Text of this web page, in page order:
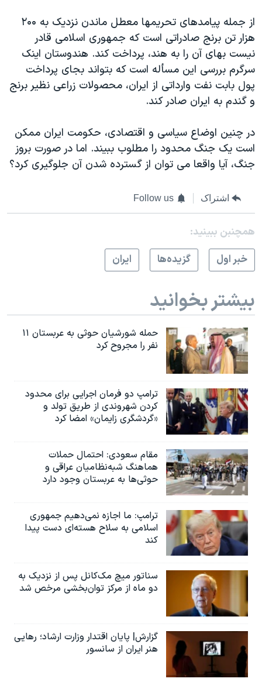
از جمله پيامدهای تحريمها معطل ماندن نزديک به ۲۰۰
هزار تن برنج صادراتی است که جمهوری اسلامی قادر
نيست بهای آن را به هند، پرداخت کند. هندوستان اينک
سرگرم بررسی اين مسأله است که بتواند بجای پرداخت
پول بابت نفت وارداتی از ايران، محصولات زراعی نظير برنج
و گندم به ايران صادر کند.
در چنين اوضاع سياسی و اقتصادی، حکومت ایران ممکن
است یک جنگ محدود را مطلوب ببيند. اما در صورت بروز
جنگ، آیا واقعا می توان از گسترده شدن آن جلوگیری کرد؟
اشتراک Follow us
همچنبن ببینید:
خبر اول
گزيده‌ها ايران
بیشتر بخوانید
حمله شورشیان حوثی به عربستان ۱۱
نفر را مجروح کرد
ترامپ دو فرمان اجرایی برای محدود
کردن شهروندی از طریق تولد و
«گردشگری زایمان» امضا کرد
مقام سعودی: احتمال حملات
هماهنگ شبه‌نظامیان عراقی و
حوثی‌ها به عربستان وجود دارد
ترامپ: ما اجازه نمی‌دهیم جمهوری
اسلامی به سلاح هسته‌ای دست پیدا
کند
سناتور میچ مک‌کانل پس از نزدیک به
دو ماه از مرکز توان‌بخشی مرخص شد
گزارش| پایان اقتدار وزارت ارشاد؛ رهایی
هنر ایران از سانسور